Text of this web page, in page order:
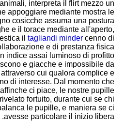
interpreta il flirt mezzo un
appoggiare mediante mostra le
cosicche assuma una postura
e il torace mediante all'aperto,
il tagliandi minder cenno di
e di prestanza fisica;
indice assai luminoso di profitto
e giacche e impossibile da
cui qualora complice e
di interesse. Dal momento che
ci piace, le nostre pupille
fortuito, durante cui se chi
le pupille, e maniera se ci
avesse particolare il inizio libera.